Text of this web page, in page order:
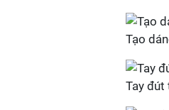
Tạo
Tay đút